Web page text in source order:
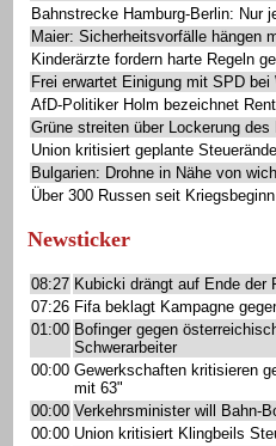
Bahnstrecke Hamburg-Berlin: Nur
Maier: Sicherheitsvorfälle hängen
Kinderärzte fordern harte Regeln
Frei erwartet Einigung mit SPD bei
AfD-Politiker Holm bezeichnet
Grüne streiten über Lockerung
Union kritisiert geplante
Bulgarien: Drohne in Nähe von
Über 300 Russen seit
Newsticker
08:27 Kubicki drängt auf Ende der
07:26 Fifa beklagt Kampagne
01:00 Bofinger gegen
Schwerarbeiter
00:00 Gewerkschaften kritisieren
mit 63"
00:00 Verkehrsminister will Bahn-
00:00 Union kritisiert Klingbeils